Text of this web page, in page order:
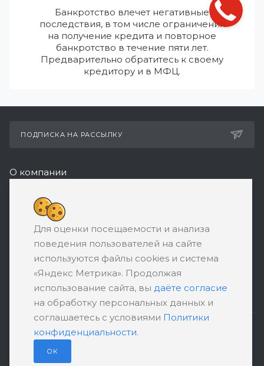
Банкротство влечет негативные
последствия, в том числе ограничения
на получение кредита и повторное
банкротство в течение пяти лет.
Предварительно обратитесь к своему
кредитору и в МФЦ.
ПОДПИСКА НА РАССЫЛКУ
О компании
Реквизиты
+7 (495) 532-05-11
ЗАКАЗАТЬ ЗВОНОК
support@ratingbankrotstva.ru
111398, Москва, ул. Плеханова, д. 30,
абонентский ящик №5
ПОЛИТИКА КОНФИДЕНЦИАЛЬНОСТИ
ПОЛЬЗОВАТЕЛЬСКОЕ СОГЛАШЕНИЕ
Для оценки посещаемости и анализа
поведения пользователей на сайте
используются файлы cookies и система
«Яндекс Метрика». Продолжая
использование сайта, вы даёте согласие
на обработку персональных данных и
соглашаетесь с условиями Политики
конфиденциальности.
ОК